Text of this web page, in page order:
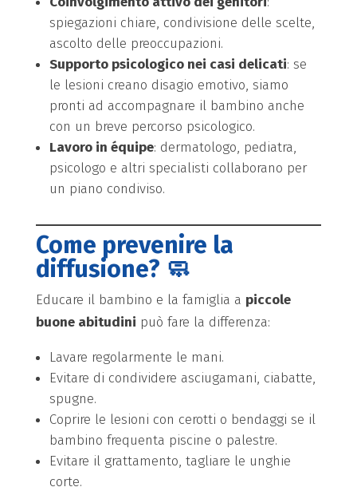
spiegazioni chiare, condivisione delle scelte,
ascolto delle preoccupazioni.
Supporto psicologico nei casi delicati: se
le lesioni creano disagio emotivo, siamo
pronti ad accompagnare il bambino anche
con un breve percorso psicologico.
Lavoro in équipe: dermatologo, pediatra,
psicologo e altri specialisti collaborano per
un piano condiviso.
Come prevenire la
diffusione? 🧼
Educare il bambino e la famiglia a piccole
buone abitudini può fare la differenza:
Lavare regolarmente le mani.
Evitare di condividere asciugamani, ciabatte,
spugne.
Coprire le lesioni con cerotti o bendaggi se il
bambino frequenta piscine o palestre.
Evitare il grattamento, tagliare le unghie
corte.